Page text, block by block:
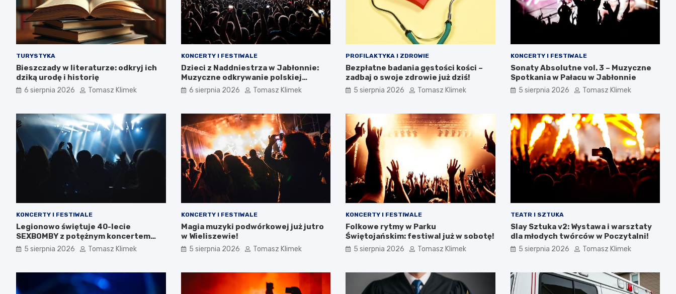
TURYSTYKA
Bieszczady w literaturze: odkryj ich
dziką urodę i historię
6 sierpnia 2026 Tomasz Klimek
KONCERTY I FESTIWALE
Dzieci z Naddniestrza w Jabłonnie:
Muzyczne odkrywanie polskiej
tożsamości
6 sierpnia 2026 Tomasz Klimek
PROFILAKTYKA I ZDROWIE
Bezpłatne badania gęstości kości –
zadbaj o swoje zdrowie już dziś!
5 sierpnia 2026 Tomasz Klimek
KONCERTY I FESTIWALE
Sonaty Absolutne vol. 3 – Muzyczne
Spotkania w Pałacu w Jabłonnie
5 sierpnia 2026 Tomasz Klimek
KONCERTY I FESTIWALE
Legionowo świętuje 40-lecie
SEXBOMBY z potężnym koncertem
punk rockowym!
5 sierpnia 2026 Tomasz Klimek
KONCERTY I FESTIWALE
Magia muzyki podwórkowej już jutro
w Wieliszewie!
5 sierpnia 2026 Tomasz Klimek
KONCERTY I FESTIWALE
Folkowe rytmy w Parku
Świętojańskim: festiwal już w sobotę!
5 sierpnia 2026 Tomasz Klimek
TEATR I SZTUKA
Slay Sztuka v2: Wystawa i warsztaty
dla młodych twórców w Poczytalni!
5 sierpnia 2026 Tomasz Klimek